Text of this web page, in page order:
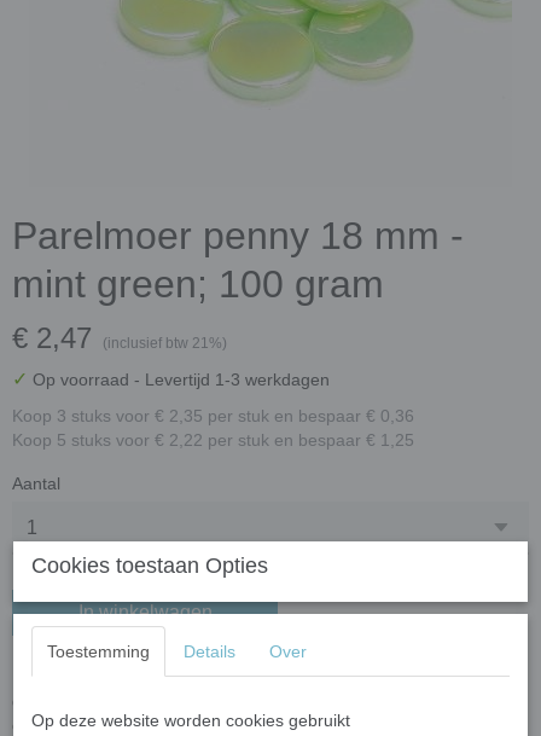
Parelmoer penny 18 mm -
mint green; 100 gram
€ 2,47 (inclusief btw 21%)
✓ Op voorraad - Levertijd 1-3 werkdagen
Koop 3 stuks voor € 2,35 per stuk en bespaar € 0,36
Koop 5 stuks voor € 2,22 per stuk en bespaar € 1,25
Aantal
In winkelwagen
100 gram (circa 44 steentjes) colorful penny ronde steentjes zijn
gemaakt van gerecylced glas en gekleurd met natuurlijke mineralen
en kleur-oxidaten. Voorbeelden van kleur-oxidaten zijn roest
Cookies toestaan Opties
Toestemming Details Over
Op deze website worden cookies gebruikt